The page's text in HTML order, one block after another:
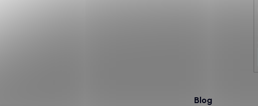
Blog